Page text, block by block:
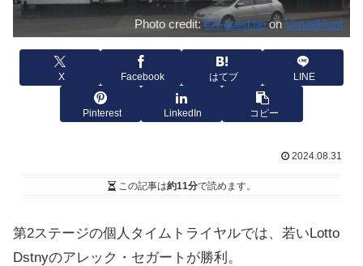
Photo credit:Erf-goed.beonVisualHunt
X Facebook はてブ LINE
Pinterest LinkedIn コピー
2024.08.31
この記事は約11分で読めます。
第2ステージの個人タイムトライヤルでは、若いLotto
Dstnyのアレック・セガートが勝利。